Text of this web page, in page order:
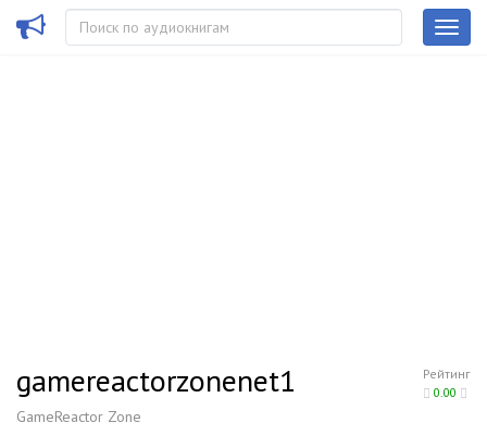
Рейтинг
0.00
gamereactorzonenet1
GameReactor Zone